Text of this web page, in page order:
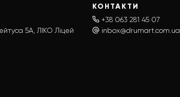
5А, ЛІКО Ліцей
КОНТАКТИ
+38 063 281 45 07
inbox@drumart.com.ua